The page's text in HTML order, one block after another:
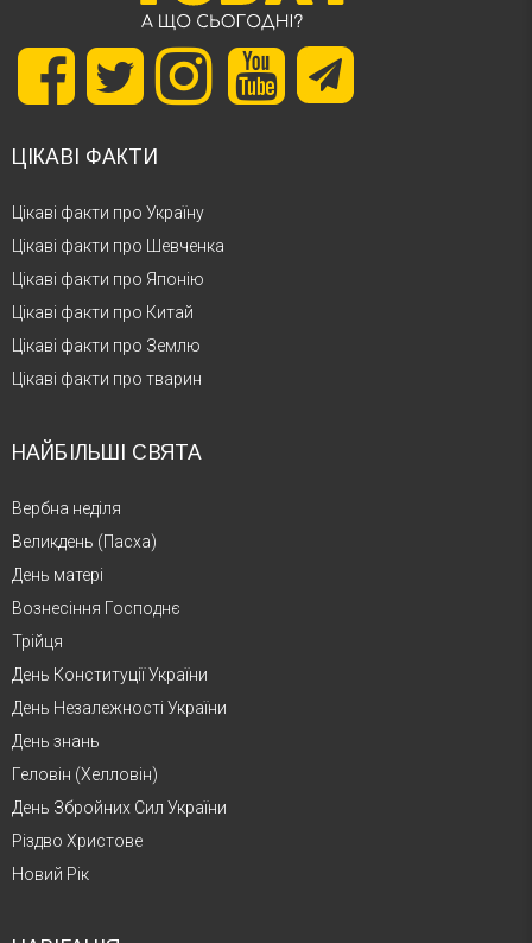
ЦІКАВІ ФАКТИ
Цікаві факти про Україну
Цікаві факти про Шевченка
Цікаві факти про Японію
Цікаві факти про Китай
Цікаві факти про Землю
Цікаві факти про тварин
НАЙБІЛЬШІ СВЯТА
Вербна неділя
Великдень (Пасха)
День матері
Вознесіння Господнє
Трійця
День Конституції України
День Незалежності України
День знань
Геловін (Хелловін)
День Збройних Сил України
Різдво Христове
Новий Рік